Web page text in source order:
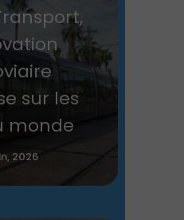
sur les
monde
2026